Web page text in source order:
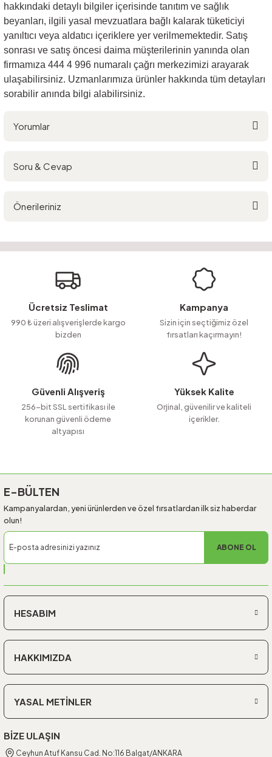
hakkındaki detaylı bilgiler içerisinde tanıtım ve sağlık
beyanları, ilgili yasal mevzuatlara bağlı kalarak tüketiciyi
yanıltıcı veya aldatıcı içeriklere yer verilmemektedir. Satış
sonrası ve satış öncesi daima müşterilerinin yanında olan
firmamıza 444 4 996 numaralı çağrı merkezimizi arayarak
ulaşabilirsiniz. Uzmanlarımıza ürünler hakkında tüm detayları
sorabilir anında bilgi alabilirsiniz.
Yorumlar
Soru & Cevap
Soru Sor
Önerileriniz
Görüş ve önerileriniz için teşekkür ederiz.
Ürün resmi kalitesiz, bozuk veya görüntülenemiyor.
Ürün açıklamasında eksik bilgiler bulunuyor.
Ürün bilgilerinde hatalar bulunuyor.
Ürün fiyatı diğer sitelerden daha pahalı.
Bu ürüne benzer farklı alternatifler olmalı.
Ücretsiz Teslimat
990 ₺ üzeri alışverişlerde kargo
bizden
Kampanya
Sizin için seçtiğimiz özel
fırsatları kaçırmayın!
Güvenli Alışveriş
256-bit SSL sertifikası ile
korunan güvenli ödeme
altyapısı
Yüksek Kalite
Orjinal, güvenilir ve kaliteli
içerikler.
E-BÜLTEN
Kampanyalardan, yeni ürünlerden ve özel fırsatlardan ilk siz haberdar
olun!
ABONE OL
HESABIM
HAKKIMIZDA
YASAL METİNLER
BİZE ULAŞIN
Ceyhun Atuf Kansu Cad. No:116 Balgat/ANKARA